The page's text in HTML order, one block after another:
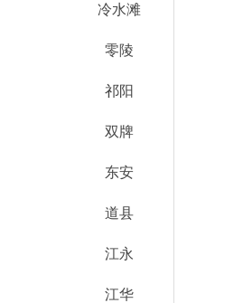
冷水滩
零陵
祁阳
双牌
东安
道县
江永
江华